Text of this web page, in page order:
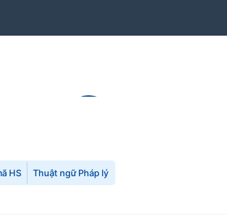
HS Thuật ngữ Pháp lý